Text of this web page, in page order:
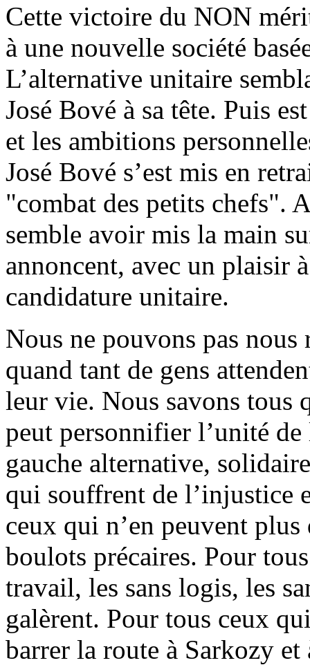
Cette victoire du NON
à une nouvelle société
L’alternative unitaire
José Bové à sa tête. Puis
et les ambitions
José Bové s’est mis en
"combat des petits chefs".
semble avoir mis la main
annoncent, avec un plaisir
candidature unitaire.
Nous ne pouvons pas
quand tant de gens
leur vie. Nous savons tous
peut personnifier l’unité
gauche alternative,
qui souffrent de l’injustice
ceux qui n’en peuvent plus
boulots précaires. Pour
travail, les sans logis, les
galèrent. Pour tous ceux
barrer la route à Sarkozy et